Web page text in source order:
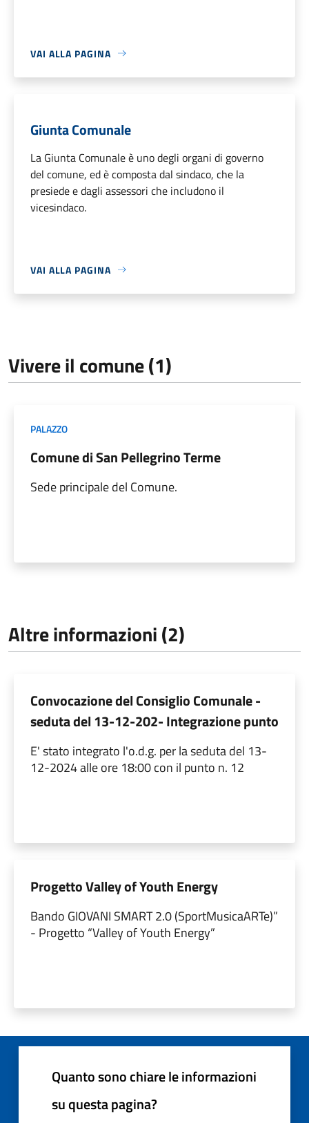
VAI ALLA PAGINA
Giunta Comunale
La Giunta Comunale è uno degli organi di governo
del comune, ed è composta dal sindaco, che la
presiede e dagli assessori che includono il
vicesindaco.
VAI ALLA PAGINA
Vivere il comune (1)
PALAZZO
Comune di San Pellegrino Terme
Sede principale del Comune.
Altre informazioni (2)
Convocazione del Consiglio Comunale -
seduta del 13-12-202- Integrazione punto
E' stato integrato l'o.d.g. per la seduta del 13-
12-2024 alle ore 18:00 con il punto n. 12
Progetto Valley of Youth Energy
Bando GIOVANI SMART 2.0 (SportMusicaARTe)”
- Progetto “Valley of Youth Energy”
Quanto sono chiare le informazioni
su questa pagina?